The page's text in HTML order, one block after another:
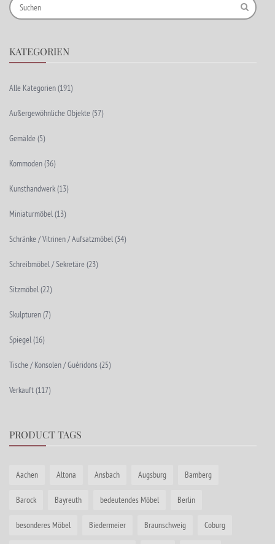
KATEGORIEN
Alle Kategorien(191)
Außergewöhnliche Objekte (57)
Gemälde (5)
Kommoden(36)
Kunsthandwerk(13)
Miniaturmöbel(13)
Schränke / Vitrinen / Aufsatzmöbel(34)
Schreibmöbel / Sekretäre (23)
Sitzmöbel(22)
Skulpturen(7)
Spiegel(16)
Tische / Konsolen / Guéridons(25)
Verkauft(117)
PRODUCT TAGS
Aachen Altona Ansbach Augsburg Bamberg
Barock Bayreuth bedeutendes Möbel Berlin
besonderes Möbel Biedermeier Braunschweig Coburg